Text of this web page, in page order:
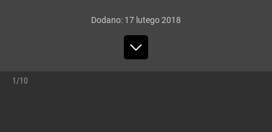
Dodano: 17 lutego2018